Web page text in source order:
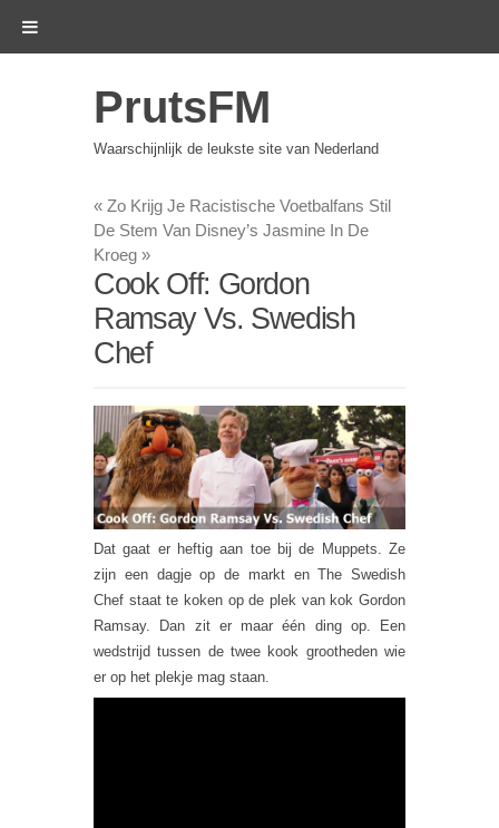
PrutsFM
Waarschijnlijk de leukste site van Nederland
« Zo Krijg Je Racistische Voetbalfans Stil
De Stem Van Disney’s Jasmine In De
Kroeg »
Cook Off: Gordon
Ramsay Vs. Swedish
Chef
Dat gaat er heftig aan toe bij de Muppets. Ze
zijn een dagje op de markt en The Swedish
Chef staat te koken op de plek van kok Gordon
Ramsay. Dan zit er maar één ding op. Een
wedstrijd tussen de twee kook grootheden wie
er op het plekje mag staan.